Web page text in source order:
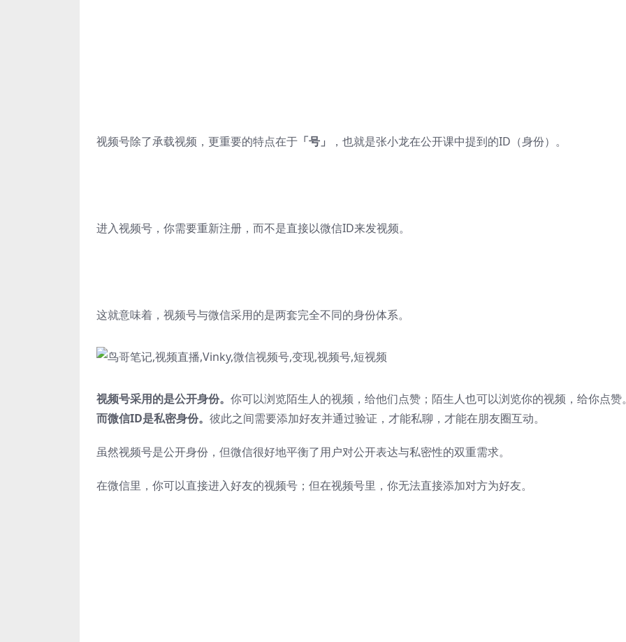
视频号除了承载视频，更重要的特点在于 「号」 ，也就是张小龙在公开课中提到的ID（身份）。
进入视频号，你需要重新注册，而不是直接以微信ID来发视频。
这就意味着，视频号与微信采用的是两套完全不同的身份体系。
视频号采用的是公开身份。 你可以浏览陌生人的视频，给他们点赞；陌生人也可以浏览你的视频，给你点赞
而微信ID是私密身份。 彼此之间需要添加好友并通过验证，才能私聊，才能在朋友圈互动。
虽然视频号是公开身份，但微信很好地平衡了用户对公开表达与私密性的双重需求。
在微信里，你可以直接进入好友的视频号；但在视频号里，你无法直接添加对方为好友。